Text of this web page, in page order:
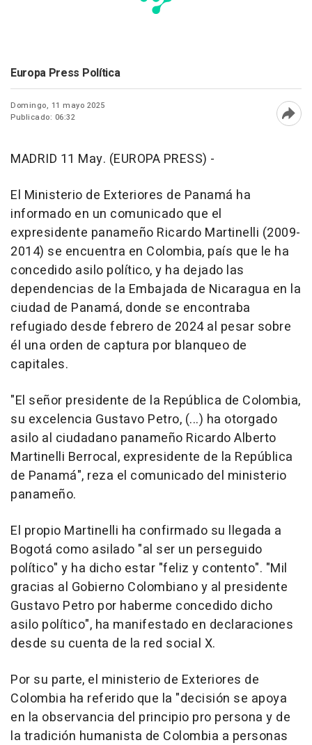
Europa Press Política
Domingo, 11 mayo 2025
Publicado: 06:32
MADRID 11 May. (EUROPA PRESS) -
El Ministerio de Exteriores de Panamá ha
informado en un comunicado que el
expresidente panameño Ricardo Martinelli (2009-
2014) se encuentra en Colombia, país que le ha
concedido asilo político, y ha dejado las
dependencias de la Embajada de Nicaragua en la
ciudad de Panamá, donde se encontraba
refugiado desde febrero de 2024 al pesar sobre
él una orden de captura por blanqueo de
capitales.
"El señor presidente de la República de Colombia,
su excelencia Gustavo Petro, (...) ha otorgado
asilo al ciudadano panameño Ricardo Alberto
Martinelli Berrocal, expresidente de la República
de Panamá", reza el comunicado del ministerio
panameño.
El propio Martinelli ha confirmado su llegada a
Bogotá como asilado "al ser un perseguido
político" y ha dicho estar "feliz y contento". "Mil
gracias al Gobierno Colombiano y al presidente
Gustavo Petro por haberme concedido dicho
asilo político", ha manifestado en declaraciones
desde su cuenta de la red social X.
Por su parte, el ministerio de Exteriores de
Colombia ha referido que la "decisión se apoya
en la observancia del principio pro persona y de
la tradición humanista de Colombia a personas